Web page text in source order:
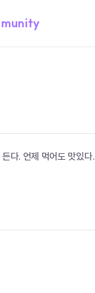
다. 언제 먹어도 맛있다.